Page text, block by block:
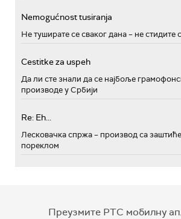
Nemogućnost tusiranja
Не туширате се сваког дана – не стидите
Cestitke za uspeh
Да ли сте знали да се најбоље
производе у Србији
Re: Eh...
Лесковачка спржа – производ са
пореклом
Преузмите РТС мобилну